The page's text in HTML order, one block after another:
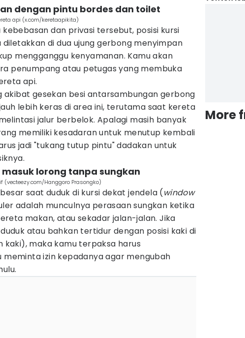
dengan pintu bordes dan toilet
api (x.com/keretaapikita)
kebebasan dan privasi tersebut, posisi kursi
di dua ujung gerbong menyimpan
mengganggu kenyamanan. Kamu akan
penumpang atau petugas yang membuka
api.
akibat gesekan besi antarsambungan gerbong
lebih keras di area ini, terutama saat kereta
jalur berbelok. Apalagi masih banyak
memiliki kesadaran untuk menutup kembali
jadi "tukang tutup pintu" dadakan untuk
masuk lorong tanpa sungkan
(vecteezy.com/Hanggoro Prasongko)
saat duduk di kursi dekat jendela (window
adalah munculnya perasaan sungkan ketika
makan, atau sekadar jalan-jalan. Jika
atau bahkan tertidur dengan posisi kaki di
kaki), maka kamu terpaksa harus
izin kepadanya agar mengubah
More